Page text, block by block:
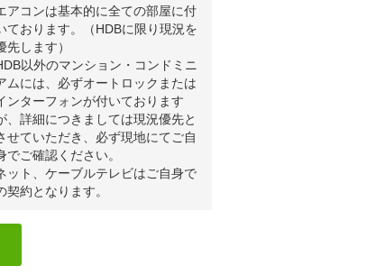
アコンは基本的に全ての部屋に付
ております。（HDBに限り現況を
先します）
以外のマンション・コンドミニ
ムには、必ずオートロックまたは
ンターフォンが付いております
、詳細につきましては現況優先と
せていただき、必ず現地にてご自
でご確認ください。
ット、ケーブルテレビはご自身で
契約となります。